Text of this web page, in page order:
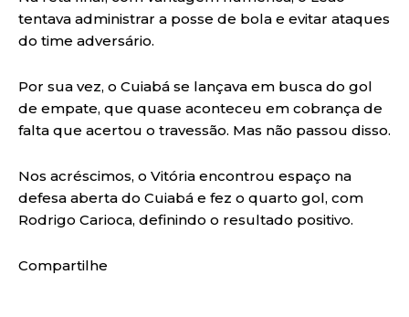
tentava administrar a posse de bola e evitar ataques
do time adversário.
Por sua vez, o Cuiabá se lançava em busca do gol
de empate, que quase aconteceu em cobrança de
falta que acertou o travessão. Mas não passou disso.
Nos acréscimos, o Vitória encontrou espaço na
defesa aberta do Cuiabá e fez o quarto gol, com
Rodrigo Carioca, definindo o resultado positivo.
Compartilhe